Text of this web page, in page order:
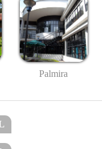
Palmira